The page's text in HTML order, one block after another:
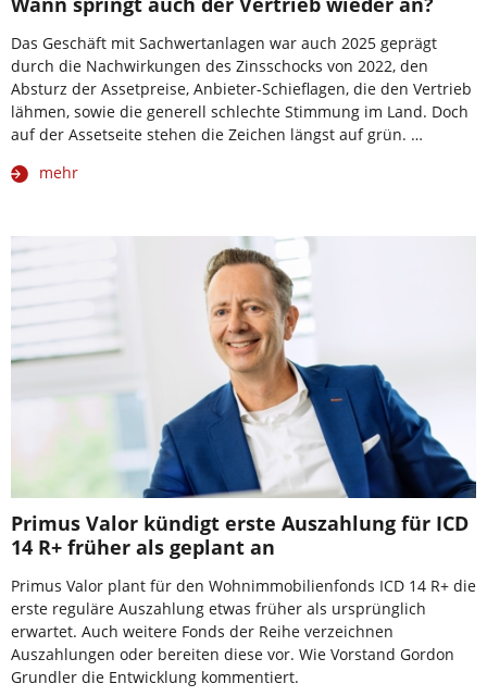
Das Geschäft mit Sachwertanlagen war auch 2025 geprägt
durch die Nachwirkungen des Zinsschocks von 2022, den
Absturz der Assetpreise, Anbieter-Schieflagen, die den Vertrieb
lähmen, sowie die generell schlechte Stimmung im Land. Doch
auf der Assetseite stehen die Zeichen längst auf grün. …
mehr
Primus Valor kündigt erste Auszahlung für ICD
14 R+ früher als geplant an
Primus Valor plant für den Wohnimmobilienfonds ICD 14 R+ die
erste reguläre Auszahlung etwas früher als ursprünglich
erwartet. Auch weitere Fonds der Reihe verzeichnen
Auszahlungen oder bereiten diese vor. Wie Vorstand Gordon
Grundler die Entwicklung kommentiert.